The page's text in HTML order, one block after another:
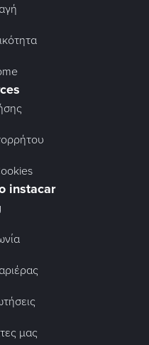
instacar
μας